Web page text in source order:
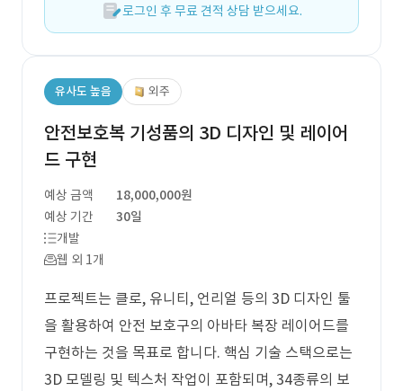
로그인 후 무료 견적 상담 받으세요.
유사도 높음 외주
안전보호복 기성품의 3D 디자인 및 레이어
드 구현
예상 금액
18,000,000원
예상 기간
30일
개발
웹 외 1개
프로젝트는 클로, 유니티, 언리얼 등의 3D 디자인 툴
을 활용하여 안전 보호구의 아바타 복장 레이어드를
구현하는 것을 목표로 합니다. 핵심 기술 스택으로는
3D 모델링 및 텍스처 작업이 포함되며, 34종류의 보